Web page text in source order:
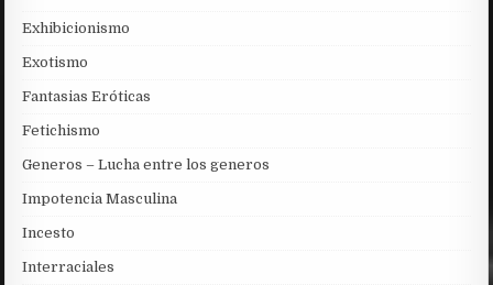
Exhibicionismo
Exotismo
Fantasias Eróticas
Fetichismo
Generos – Lucha entre los generos
Impotencia Masculina
Incesto
Interraciales